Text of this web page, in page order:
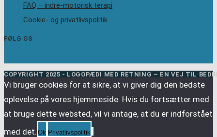
FAQ – indre-motorisk terapi
Cookie- og privatlivspolitik
FØLG OS
COPYRIGHT 2025 - LOGOPÆDI MED RETNING – EN VEJ TIL
Vi bruger cookies for at sikre, at vi giver dig den bedste
oplevelse på vores hjemmeside. Hvis du fortsætter med
at bruge dette websted, vil vi antage, at du er indforstået
med det. Ok Privatlivspolitik